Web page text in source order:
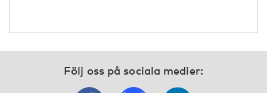
Följ oss på sociala medier: